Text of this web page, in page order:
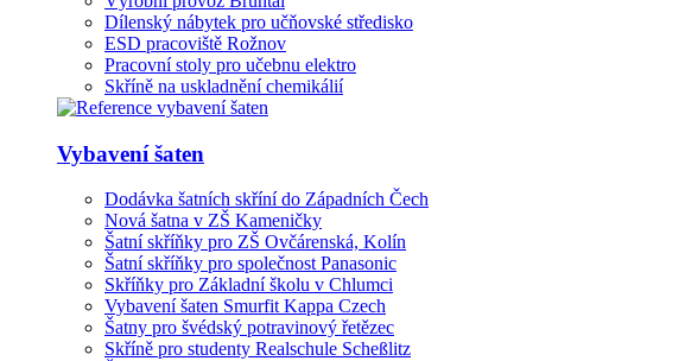
Dílenský nábytek pro učňovské středisko
ESD pracoviště Rožnov
Pracovní stoly pro učebnu elektro
Skříně na uskladnění chemikálií
Vybavení šaten
Dodávka šatních skříní do Západních Čech
Nová šatna v ZŠ Kameničky
Šatní skříňky pro ZŠ Ovčárenská, Kolín
Šatní skříňky pro společnost Panasonic
Skříňky pro Základní školu v Chlumci
Vybavení šaten Smurfit Kappa Czech
Šatny pro švédský potravinový řetězec
Skříně pro studenty Realschule Scheßlitz